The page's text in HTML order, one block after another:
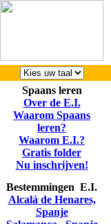
Spaans leren
Over de E.I.
Waarom Spaans
leren?
Waarom E.I.?
Gratis folder
Nu inschrijven!
Bestemmingen E.I.
Alcalá de Henares,
Spanje